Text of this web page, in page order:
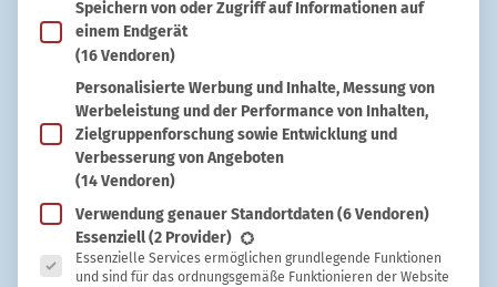
Maximilian Knap
Pulver für die Spülmaschine preiswert
selbst herstellen
Speichern von oder Zugriff auf Informationen auf
einem Endgerät
(16 Vendoren)
Personalisierte Werbung und Inhalte, Messung von
Werbeleistung und der Performance von Inhalten,
Zielgruppenforschung sowie Entwicklung und
Verbesserung von Angeboten
(14 Vendoren)
Verwendung genauer Standortdaten(6 Vendoren)
Es folgt eine Liste der Service-Gruppen, für die eine
Essenziell(2 Provider)
Essenzielle Services ermöglichen grundlegende Funktionen
und sind für das ordnungsgemäße Funktionieren der Website